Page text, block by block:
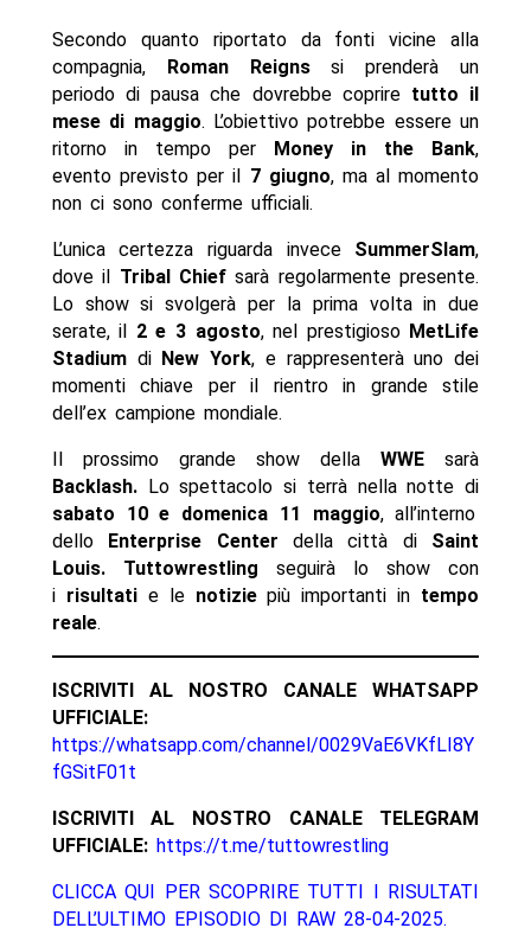
Secondo quanto riportato da fonti vicine alla
compagnia,
Roman Reignssi prenderà un
periodo di pausa che dovrebbe coprire tutto il
mese di maggio. L’obiettivo potrebbe essere un
ritorno in tempo per
Money in the Bank,
evento previsto per il 7 giugno, ma al momento
non ci sono conferme ufficiali.
L’unica certezza riguarda invece SummerSlam,
dove il Tribal Chief sarà regolarmente presente.
Lo show si svolgerà per la prima volta in due
serate, il 2 e 3 agosto, nel prestigioso MetLife
Stadiumdi New York, e rappresenterà uno dei
momenti chiave per il rientro in grande stile
dell’ex campione mondiale.
Il prossimo grande show dellaWWE sarà
Backlash.Lo spettacolo si terrà nella notte di
sabato 10 e domenica 11 maggio, all’interno
delloEnterprise Center della città di Saint
Louis. Tuttowrestling seguirà lo show con
i risultatie le notiziepiù importanti in tempo
reale.
ISCRIVITI AL NOSTRO CANALE WHATSAPP
UFFICIALE:
https://whatsapp.com/channel/0029VaE6VKfLI8Y
fGSitF01t
ISCRIVITI AL NOSTRO CANALE TELEGRAM
UFFICIALE: https://t.me/tuttowrestling
CLICCA QUI PER SCOPRIRE TUTTI I RISULTATI
DELL’ULTIMO EPISODIO DI RAW 28-04-2025.